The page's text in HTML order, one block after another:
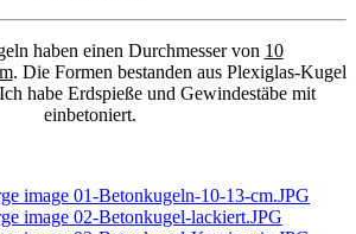
haben einen Durchmesser von 10
. Die Formen bestanden aus Plexiglas-Kugel
habe Erdspieße und Gewindestäbe mit
einbetoniert.